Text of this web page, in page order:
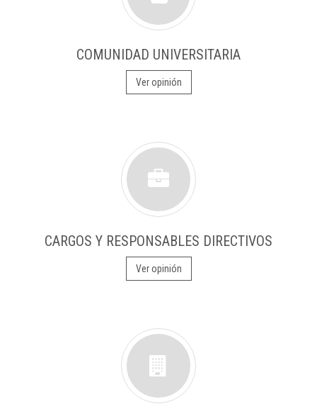
COMUNIDAD UNIVERSITARIA
Ver opinión
CARGOS Y RESPONSABLES DIRECTIVOS
Ver opinión